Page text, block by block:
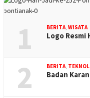
1 BERITA, WISATA
Logo Resmi
2 BERITA,
Badan